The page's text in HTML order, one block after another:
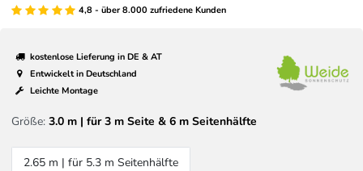
4,8 - über 8.000 zufriedene Kunden
kostenlose Lieferung in DE & AT
Entwickelt in Deutschland
Leichte Montage
Größe: 3.0 m | für 3 m Seite & 6 m Seitenhälfte
2.65 m | für 5.3 m Seitenhälfte